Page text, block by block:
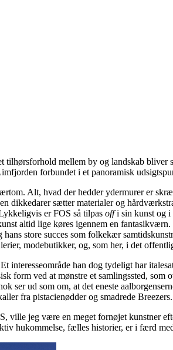
mellem by og landskab
forbundet i et panoramisk
Alt, hvad der hedder ydermurer er
dikkedarer sætter materialer og
er FOS så tilpas offi sin kunst og i
altid lige køres igennem en
store succes som folkekær
modebutikker, og, som her, i det
han dog tydeligt har
form ved at mønstre et samlingssted,
ser ud som om, at det eneste
fra pistacienødder og smadrede
ville jeg være en meget fornøjet kunstner
hukommelse, fælles historier, er i færd